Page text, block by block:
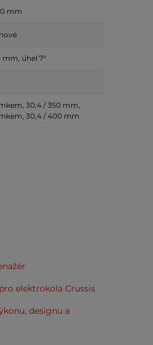
mm
mm, úhel 7°
30,4 / 350 mm,
30,4 / 400 mm
elektrokola Crussis
designu a